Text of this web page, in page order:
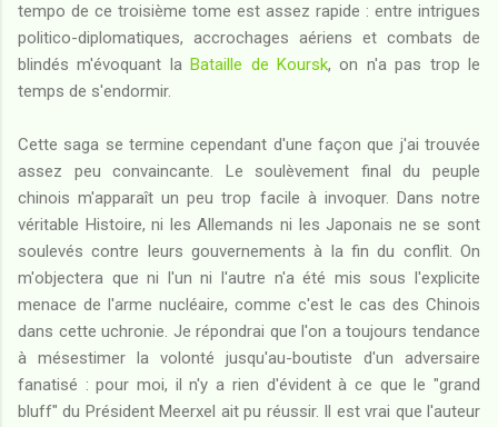
tempo de ce troisième tome est assez rapide : entre intrigues
politico-diplomatiques, accrochages aériens et combats de
blindés m'évoquant laBataille de Koursk, on n'a pas trop le
temps de s'endormir.
Cette saga se termine cependant d'une façon que j'ai trouvée
assez peu convaincante. Le soulèvement final du peuple
chinois m'apparaît un peu trop facile à invoquer. Dans notre
véritable Histoire, ni les Allemands ni les Japonais ne se sont
soulevés contre leurs gouvernements à la fin du conflit. On
m'objectera que ni l'un ni l'autre n'a été mis sous l'explicite
menace de l'arme nucléaire, comme c'est le cas des Chinois
dans cette uchronie. Je répondrai que l'on a toujours tendance
à mésestimer la volonté jusqu'au-boutiste d'un adversaire
fanatisé : pour moi, il n'y a rien d'évident à ce que le "grand
bluff" du Président Meerxel ait pu réussir. Il est vrai que l'auteur